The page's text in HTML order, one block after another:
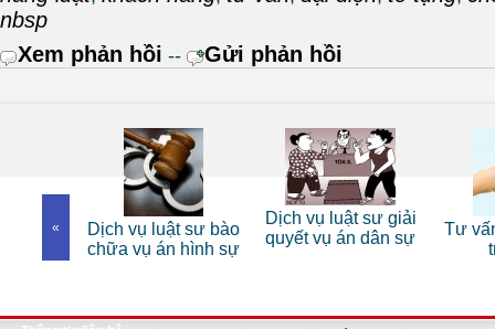
nbsp
Xem phản hồi -- Gửi phản hồi
«
Dịch vụ luật sư bào
chữa vụ án hình sự
Dịch vụ luật sư giải
quyết vụ án dân sự
Tư